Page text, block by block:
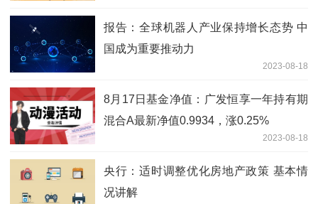
报告：全球机器人产业保持增长态势 中
国成为重要推动力
2023-08-18
8月17日基金净值：广发恒享一年持有期
混合A最新净值0.9934，涨0.25%
2023-08-18
央行：适时调整优化房地产政策 基本情
况讲解